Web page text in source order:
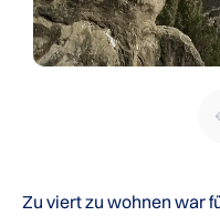
Zu viert zu wohnen war